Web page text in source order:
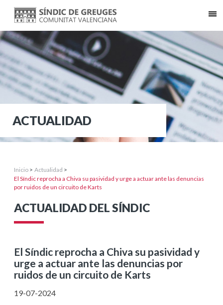
ACTUALIDAD
Inicio > Actualidad >
El Síndic reprocha a Chiva su pasividad y urge a actuar ante las denuncias
por ruidos de un circuito de Karts
ACTUALIDAD DEL SÍNDIC
El Síndic reprocha a Chiva su pasividad y
urge a actuar ante las denuncias por
ruidos de un circuito de Karts
19-07-2024